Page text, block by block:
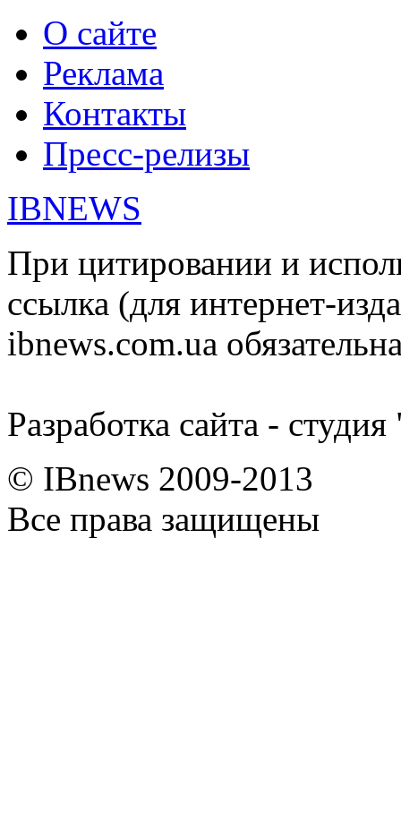
О сайте
Реклама
Контакты
Пресс-релизы
IBNEWS
При цитировании и
ссылка (для интернет-
ibnews.com.ua
Разработка сайта -
© IBnews 2009-2013
Все права защищены